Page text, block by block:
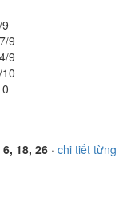
9
9
6, 18, 26 · chi tiết từng